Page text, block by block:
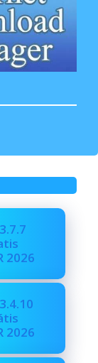
2026
2026